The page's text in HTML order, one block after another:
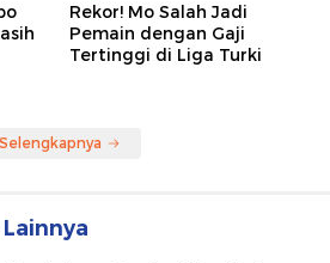
Rekor! Mo Salah Jadi
Pemain dengan Gaji
Tertinggi di Liga Turki
Selengkapnya